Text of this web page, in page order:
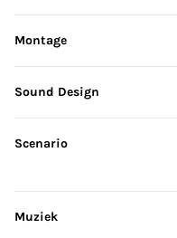
Montage
Sound Design
Scenario
Muziek